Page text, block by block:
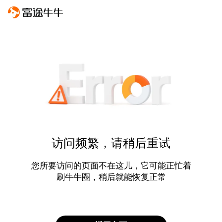
访问频繁，请稍后重试
您所要访问的页面不在这儿，它可能正忙着
刷牛牛圈，稍后就能恢复正常